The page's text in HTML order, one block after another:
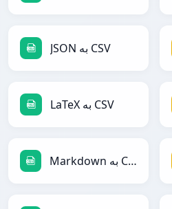
JSON به CSV
LaTeX به CSV
Markdown به CSV